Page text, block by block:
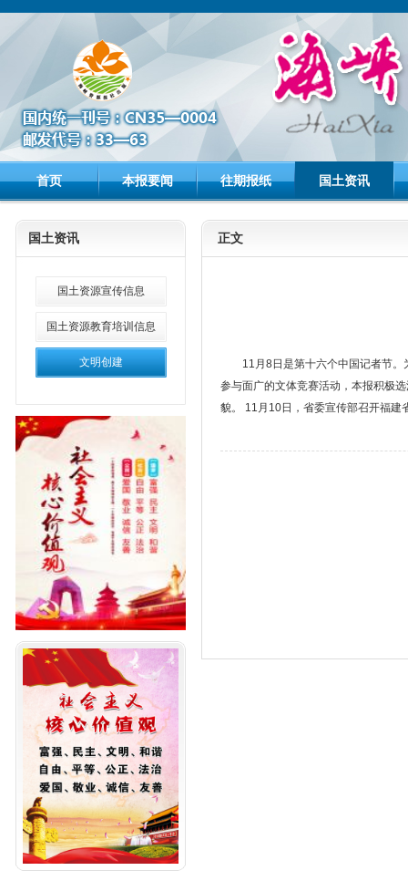
首页 本报要闻 往期报纸 国土资讯
国土资讯
国土资源宣传信息
国土资源教育培训信息
文明创建
正文
11月8日是第十六个中国记者节
参与面广的文体竞赛活动，本报积极
貌。 11月10日，省委宣传部召开福建